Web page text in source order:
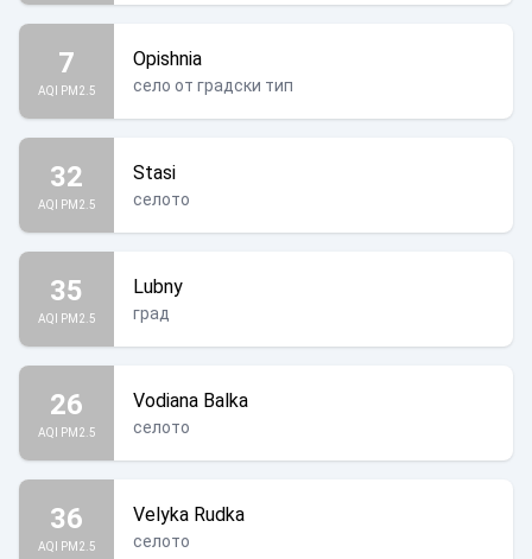
7
AQI PM2.5
Opishnia
село от градски тип
32
AQI PM2.5
Stasi
селото
35
AQI PM2.5
Lubny
град
26
AQI PM2.5
Vodiana Balka
селото
36
AQI PM2.5
Velyka Rudka
селото